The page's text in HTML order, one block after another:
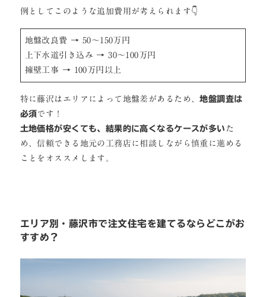
例としてこのような追加費用が考えられます👇
地盤改良費 → 50〜150万円
上下水道引き込み → 30〜100万円
擁壁工事 → 100万円以上
特に藤沢はエリアによって地盤差があるため、地盤調査は
必須 です！
土地価格が安くても、結果的に高くなるケースが多い た
め、信頼できる地元の工務店に相談しながら慎重に進める
ことをオススメします。
エリア別・藤沢市で注文住宅を建てるならどこがお
すすめ？